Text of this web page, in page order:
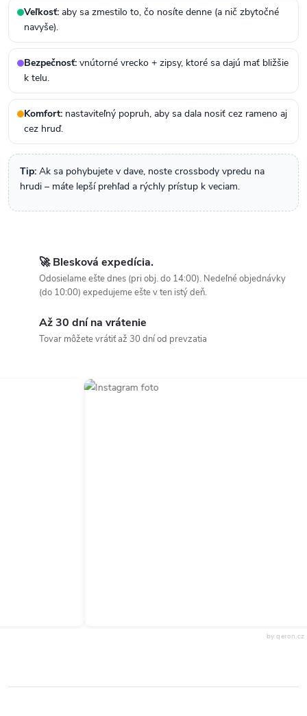
Veľkosť: aby sa zmestilo to, čo nosíte denne (a nič zbytočné
navyše).
Bezpečnosť: vnútorné vrecko + zipsy, ktoré sa dajú mať bližšie
k telu.
Komfort: nastaviteľný popruh, aby sa dala nosiť cez rameno aj
cez hruď.
Tip: Ak sa pohybujete v dave, noste crossbody vpredu na
hrudi – máte lepší prehľad a rýchly prístup k veciam.
🚀 Blesková expedícia.
Odosielame ešte dnes (pri obj. do 14:00). Nedeľné objednávky
(do 10:00) expedujeme ešte v ten istý deň.
Až 30 dní na vrátenie
Tovar môžete vrátiť až 30 dní od prevzatia
by qeron.cz